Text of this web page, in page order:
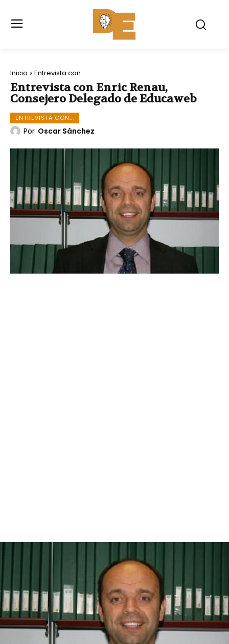
Inicio Entrevista con...
Entrevista con Enric Renau,
Consejero Delegado de Educaweb
ENTREVISTA CON...
Por Oscar Sánchez